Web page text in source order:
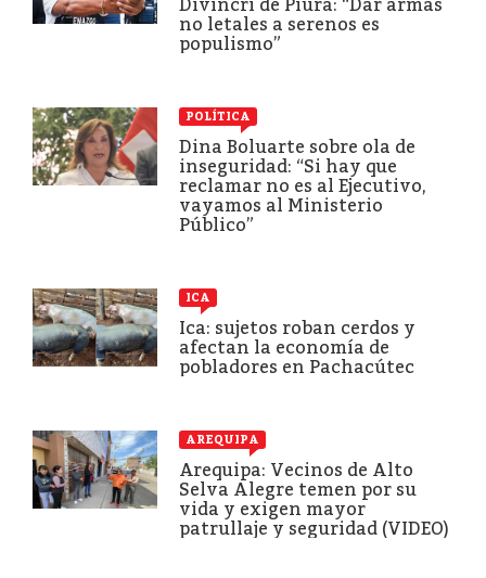
Divincri de Piura: “Dar armas
no letales a serenos es
populismo”
POLÍTICA
Dina Boluarte sobre ola de
inseguridad: “Si hay que
reclamar no es al Ejecutivo,
vayamos al Ministerio
Público”
ICA
Ica: sujetos roban cerdos y
afectan la economía de
pobladores en Pachacútec
AREQUIPA
Arequipa: Vecinos de Alto
Selva Alegre temen por su
vida y exigen mayor
patrullaje y seguridad (VIDEO)